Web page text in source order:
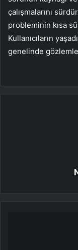
çalışmalarını
probleminin kısa
Kullanıcıların
genelinde